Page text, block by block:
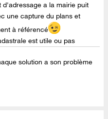
a la mairie puit
une capture du plans et
à référencé
est utile ou pas
solution a son problème